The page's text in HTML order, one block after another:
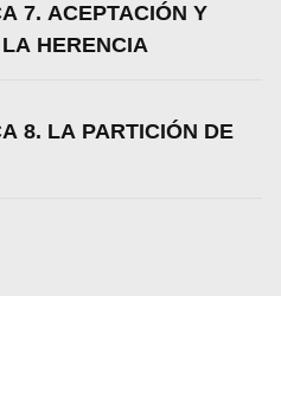
7. ACEPTACIÓN Y
HERENCIA
8. LA PARTICIÓN DE